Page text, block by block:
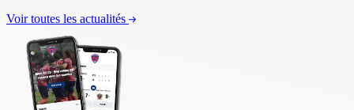
Voir toutes les actualités